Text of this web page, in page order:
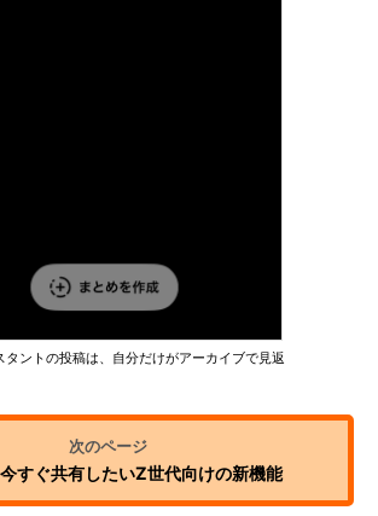
タントの投稿は、自分だけがアーカイブで見返
すぐ共有したいZ世代向けの新機能